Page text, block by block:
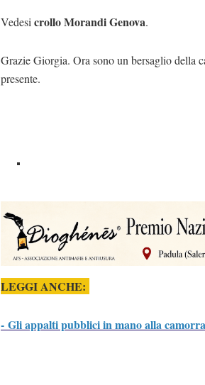
Vedesi crollo Morandi Genova.
Grazie Giorgia. Ora sono un bersaglio della
presente.
LEGGI ANCHE:
- Gli appalti pubblici in mano alla camorra